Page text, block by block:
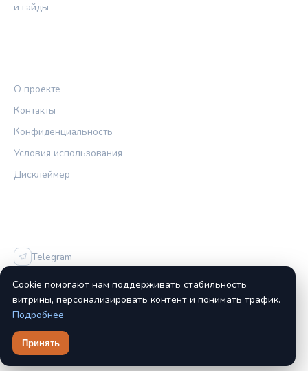
и гайды
О проекте
Контакты
Конфиденциальность
Условия использования
Дисклеймер
Telegram
Vk
© 2026 Звуковой Фокус. Все права защищены.
Cookie помогают нам поддерживать стабильность
витрины, персонализировать контент и понимать трафик.
Подробнее
Принять